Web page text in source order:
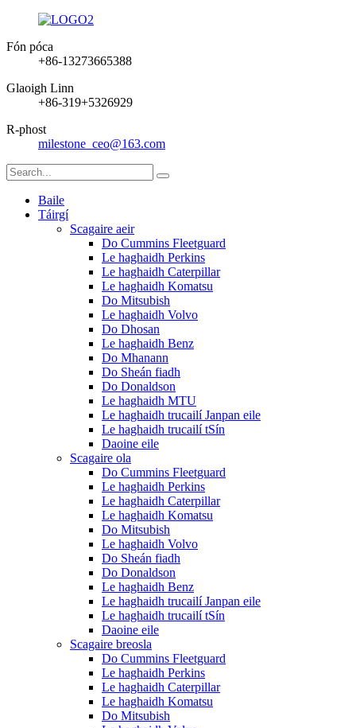
Fón póca
+86-13273665388
Glaoigh Linn
+86-319+5326929
R-phost
milestone_ceo@163.com
Baile
Táirgí
Scagaire aeir
Do Cummins Fleetguard
Le haghaidh Perkins
Le haghaidh Caterpillar
Le haghaidh Komatsu
Do Mitsubish
Le haghaidh Volvo
Do Dhosan
Le haghaidh Benz
Do Mhanann
Do Sheán fiadh
Do Donaldson
Le haghaidh MTU
Le haghaidh trucailí Janpan eile
Le haghaidh trucailí tSín
Daoine eile
Scagaire ola
Do Cummins Fleetguard
Le haghaidh Perkins
Le haghaidh Caterpillar
Le haghaidh Komatsu
Do Mitsubish
Le haghaidh Volvo
Do Sheán fiadh
Do Donaldson
Le haghaidh Benz
Le haghaidh trucailí Janpan eile
Le haghaidh trucailí tSín
Daoine eile
Scagaire breosla
Do Cummins Fleetguard
Le haghaidh Perkins
Le haghaidh Caterpillar
Le haghaidh Komatsu
Do Mitsubish